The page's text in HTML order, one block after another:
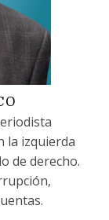
la izquierda
de derecho.